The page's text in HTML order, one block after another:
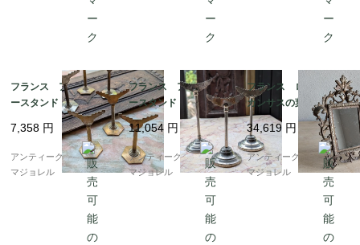
フランス アクセサリ
ースタンド 7073
7,358 円
アンティークギャラリー
マジョレル
フランス アクセサリ
ースタンド 7069
11,054 円
アンティークギャラリー
マジョレル
フランス ロココ ア
カンサスの葉のブロン
ズミラー 7194
34,619 円
アンティークギャラリー
マジョレル